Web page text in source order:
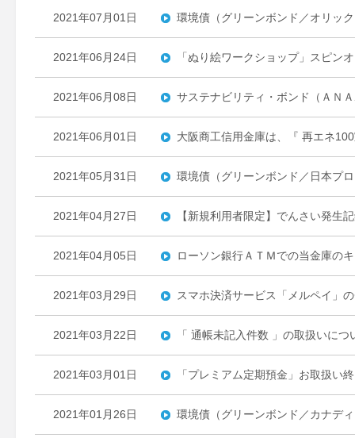
2021年07月01日 環境債（グリーンボンド／オリッ
2021年06月24日 「ぬり絵ワークショップ」スピン
2021年06月08日 サステナビリティ・ボンド（ＡＮ
2021年06月01日 大阪商工信用金庫は、『 再エネ
2021年05月31日 環境債（グリーンボンド／日本プ
2021年04月27日 【新規利用者限定】でんさい発生
2021年04月05日 ローソン銀行ＡＴＭでの当金庫の
2021年03月29日 スマホ決済サービス「メルペイ」
2021年03月22日 「 通帳未記入件数 」の取扱いにつ
2021年03月01日 「プレミアム定期預金」お取扱い
2021年01月26日 環境債（グリーンボンド／カナデ